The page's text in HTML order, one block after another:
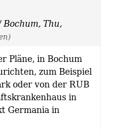
,Thu,
Pläne, in Bochum
zum Beispiel
oder von der RUB
in
Germania in